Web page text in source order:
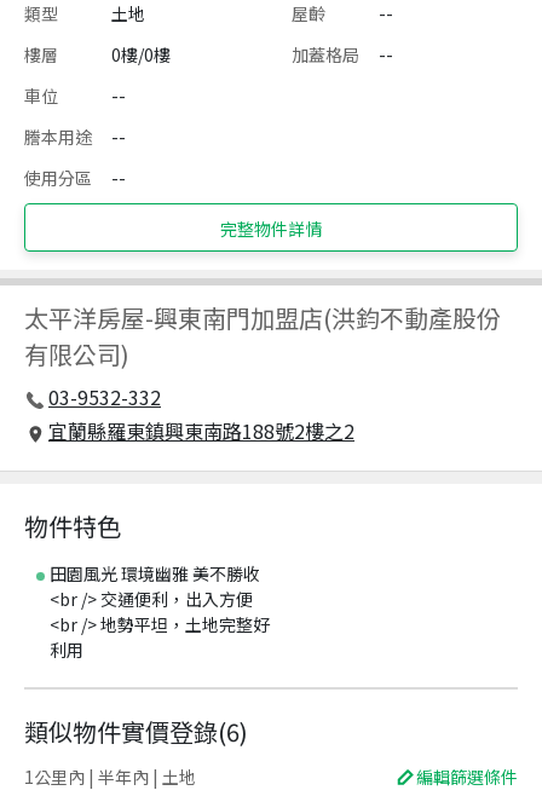
類型 土地 屋齡
--
樓層
0樓/0樓 加蓋格局
--
車位
--
謄本用途
--
使用分區
--
完整物件詳情
太平洋房屋-興東南門加盟店(洪鈞不動產股份
有限公司)
03-9532-332
宜蘭縣羅東鎮興東南路188號2樓之2
物件特色
田園風光 環境幽雅 美不勝收
<br /> 交通便利，出入方便
<br /> 地勢平坦，土地完整好
利用
類似物件實價登錄(6)
1公里內 | 半年內 | 土地 編輯篩選條件